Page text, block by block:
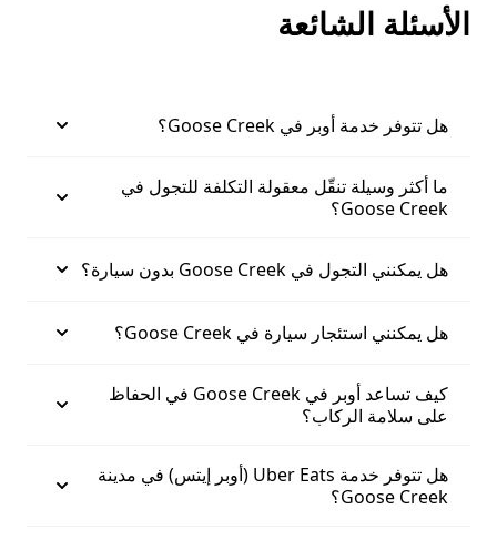
الأسئلة الشائعة
هل تتوفر خدمة أوبر في Goose Creek؟
ما أكثر وسيلة تنقّل معقولة التكلفة للتجول في
Goose Creek؟
هل يمكنني التجول في Goose Creek بدون سيارة؟
هل يمكنني استئجار سيارة في Goose Creek؟
كيف تساعد أوبر في Goose Creek في الحفاظ
على سلامة الركاب؟
هل تتوفر خدمة Uber Eats (أوبر إيتس) في مدينة
Goose Creek؟